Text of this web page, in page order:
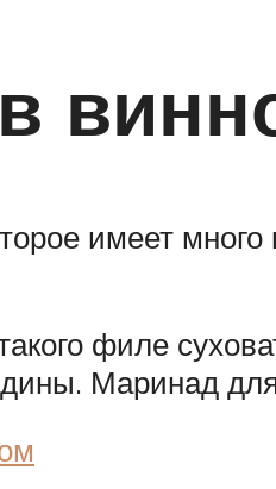
имеет
филе
Маринад